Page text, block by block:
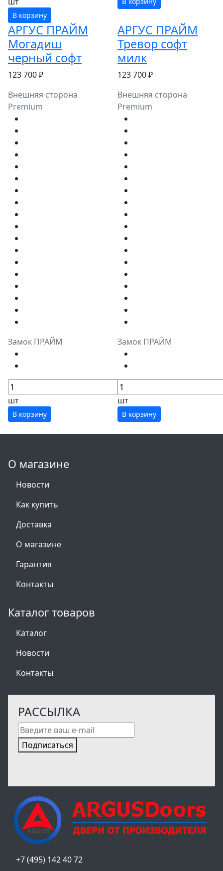
В корзину
АРГУС ПРАЙМ
Могадиш
черный софт
123 700 ₽
Внешняя сторона
Premium
Замок ПРАЙМ
шт
В корзину
АРГУС ПРАЙМ
Тревор софт
милк
123 700 ₽
Внешняя сторона
Premium
Замок ПРАЙМ
шт
В корзину
О магазине
Новости
Как купить
Доставка
О магазине
Гарантия
Контакты
Каталог товаров
Каталог
Новости
Контакты
РАССЫЛКА
Подписаться
+7 (495) 142 40 72